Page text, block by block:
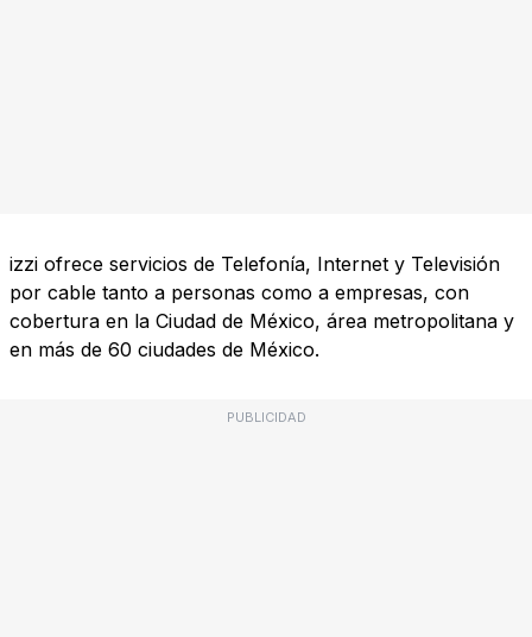
izzi ofrece servicios de Telefonía, Internet y Televisión
por cable tanto a personas como a empresas, con
cobertura en la Ciudad de México, área metropolitana y
en más de 60 ciudades de México.
PUBLICIDAD